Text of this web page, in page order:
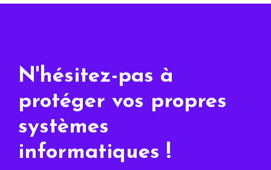
N'hésitez-pas à
protéger vos propres
systèmes
informatiques !